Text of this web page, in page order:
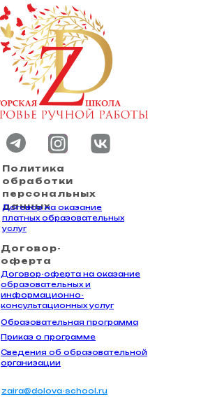
Политика
обработки
персональных
данных
Договор на оказание
платных образовательных
услуг
Договор-
оферта
Образовательная программа
Приказ о программе
Сведения об образовательной
организации
Договор-оферта на оказание
образовательных и
информационно-
консультационных услуг
zaira@dolova-school.ru